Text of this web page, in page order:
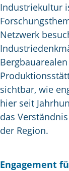
Industriekultur
Netzwerk
sichtbar, wie
hier seit
das
der Region.
Engagement